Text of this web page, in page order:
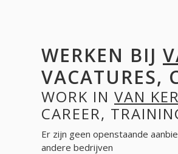
WERKEN BIJ
VACATURES,
WORK IN VAN
CAREER,
Er zijn geen openstaande
andere bedrijven